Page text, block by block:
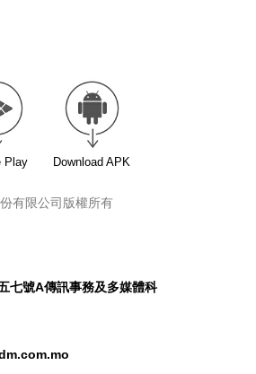
Play Download APK
有限公司版權所有
七號A傳訊事務及多媒體科